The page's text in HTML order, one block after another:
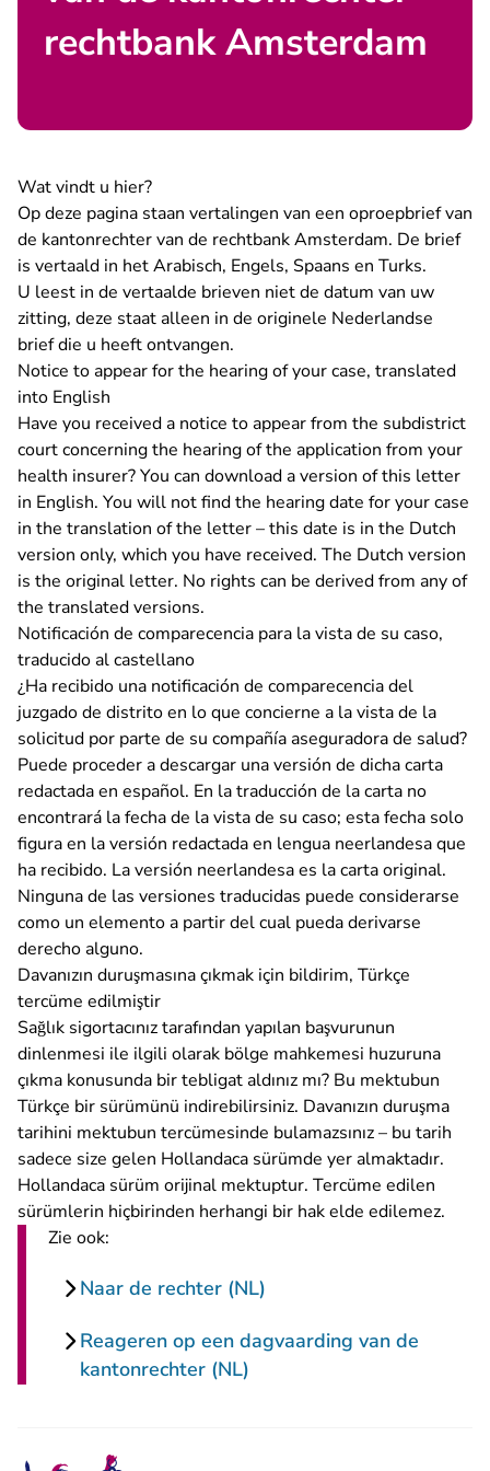
rechtbank Amsterdam
Wat vindt u hier?
Op deze pagina staan vertalingen van een oproepbrief van
de kantonrechter van de rechtbank Amsterdam. De brief
is vertaald in het Arabisch, Engels, Spaans en Turks.
U leest in de vertaalde brieven niet de datum van uw
zitting, deze staat alleen in de originele Nederlandse
brief die u heeft ontvangen.
Notice to appear for the hearing of your case, translated
into English
Have you received a notice to appear from the subdistrict
court concerning the hearing of the application from your
health insurer?You can download a version of this letter
in English. You will not find the hearing date for your case
in the translation of the letter – this date is in the Dutch
version only, which you have received. The Dutch version
is the original letter. No rights can be derived from any of
the translated versions.
Notificación de comparecencia para la vista de su caso,
traducido al castellano
¿Ha recibido una notificación de comparecencia del
juzgado de distrito en lo que concierne a la vista de la
solicitud por parte de su compañía aseguradora de salud?
Puede proceder a descargar una versión de dicha carta
redactada en español. En la traducción de la carta no
encontrará la fecha de la vista de su caso; esta fecha solo
figura en la versión redactada en lengua neerlandesa que
ha recibido. La versión neerlandesa es la carta original.
Ninguna de las versiones traducidas puede considerarse
como un elemento a partir del cual pueda derivarse
derecho alguno.
Davanızın duruşmasına çıkmak için bildirim, Türkçe
tercüme edilmiştir
Sağlık sigortacınız tarafından yapılan başvurunun
dinlenmesi ile ilgili olarak bölge mahkemesi huzuruna
çıkma konusunda bir tebligat aldınız mı? Bu mektubun
Türkçe bir sürümünü indirebilirsiniz. Davanızın duruşma
tarihini mektubun tercümesinde bulamazsınız – bu tarih
sadece size gelen Hollandaca sürümde yer almaktadır.
Hollandaca sürüm orijinal mektuptur. Tercüme edilen
sürümlerin hiçbirinden herhangi bir hak elde edilemez.
Zie ook:
Naar de rechter (NL)
Reageren op een dagvaarding van de
kantonrechter (NL)